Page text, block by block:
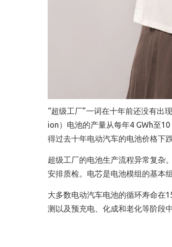
“超级工厂”一词在十年前还没有出
ion）电池的产量从每年4 GWh至
得过去十年电动汽车的电池价格下跌
超级工厂的电池生产流程异常复杂
安排质检。电芯是电池模组的基本
大多数电动汽车电池的循环寿命在
测以及预充电、化成和老化等阶段